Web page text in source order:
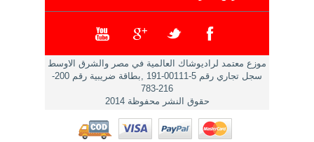
موزع معتمد لراديوشاك العالمية في مصر والشرق الاوسط
سجل تجاري رقم 5-00111-191 ,بطاقة ضريبية رقم 200-
216-783
حقوق النشر محفوظة 2014